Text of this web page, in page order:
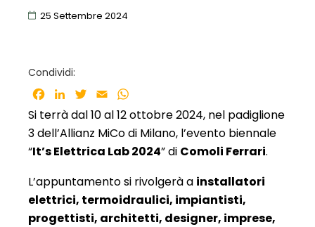
25 Settembre 2024
Condividi:
Facebook
LinkedInTwitter
Email
Si terrà dal 10 al 12 ottobre 2024, nel padiglione
3 dell’Allianz MiCo di Milano, l’evento biennale
“It’s Elettrica Lab 2024” di Comoli Ferrari.
L’appuntamento si rivolgerà a installatori
elettrici, termoidraulici, impiantisti,
progettisti, architetti, designer, imprese,